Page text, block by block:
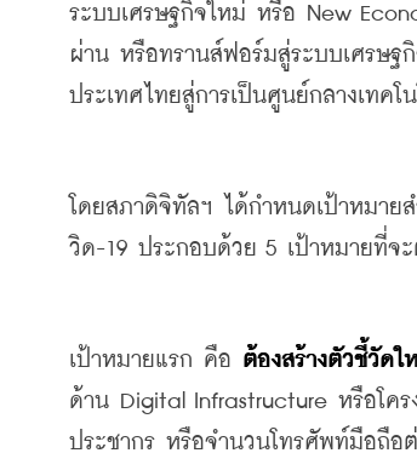
ระบบเศรษฐกิจใหม่ หรือ New
ผ่าน หรือทรานส์ฟอร์มสู่ระบบเศรษฐ
ประเทศไทยสู่การเป็นศูนย์กลางเทคโ
โดยสภาดิจิทัลฯ ได้กำหนดเป้าหมาย
วิด-19 ประกอบด้วย 5 เป้าหมายที่จ
เป้าหมายแรก คือ ต้องสร้างตัวชี้วัดใ
ด้าน Digital Infrastructure หรือ โค
ประชากร หรือจำนวนโทรศัพท์มือถือ